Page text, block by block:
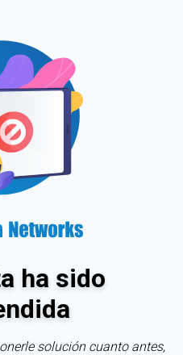
ha sido
solución cuanto antes,